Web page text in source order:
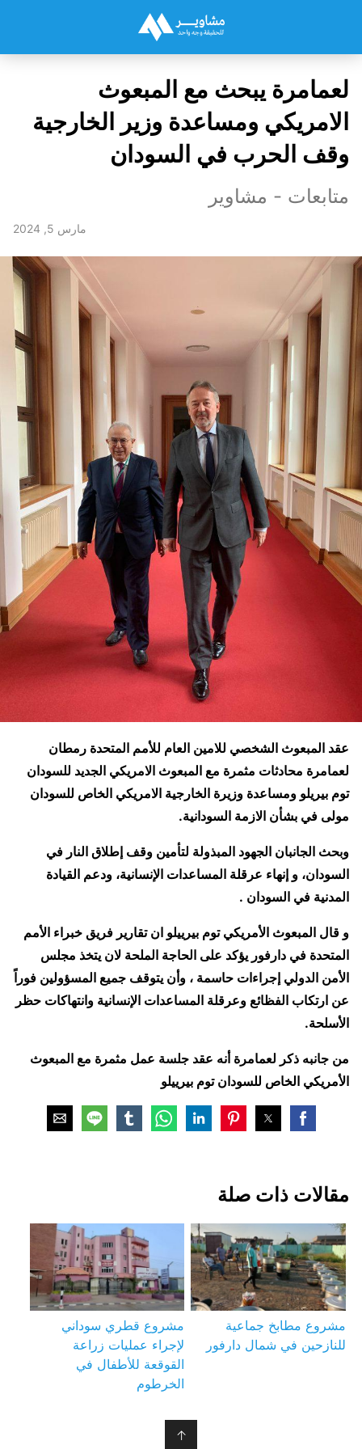
لعمامرة يبحث مع المبعوث
الامريكي ومساعدة وزير الخارجية
وقف الحرب في السودان
متابعات - مشاوير
مارس 5, 2024
عقد المبعوث الشخصي للامين العام للأمم المتحدة رمطان
لعمامرة محادثات مثمرة مع المبعوث الامريكي الجديد للسودان
توم بيريلو ومساعدة وزيرة الخارجية الامريكي الخاص للسودان
مولى في بشأن الازمة السودانية.
وبحث الجانبان الجهود المبذولة لتأمين وقف إطلاق النار في
السودان، و إنهاء عرقلة المساعدات الإنسانية، ودعم القيادة
المدنية في السودان .
و قال المبعوث الأمريكي توم بيرييلو ان تقارير فريق خبراء الأمم
المتحدة في دارفور يؤكد على الحاجة الملحة لان يتخذ مجلس
الأمن الدولي إجراءات حاسمة ، وأن يتوقف جميع المسؤولين فوراً
عن ارتكاب الفظائع وعرقلة المساعدات الإنسانية وانتهاكات حظر
الأسلحة.
من جانبه ذكر لعمامرة أنه عقد جلسة عمل مثمرة مع المبعوث
الأمريكي الخاص للسودان توم بيرييلو
مقالات ذات صلة
مشروع مطابخ جماعية
للنازحين في شمال دارفور
مشروع قطري سوداني
لإجراء عمليات زراعة
القوقعة للأطفال في
الخرطوم
↑